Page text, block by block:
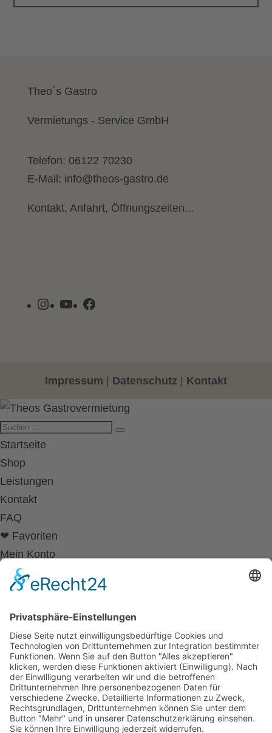
Theo´s Gastro
Vermietungs - Service GmbH
Telefon: 06122 70230
E-Mail: info@theos-gastro.de
Kontakt, Anfahrt, Öffnungszeiten...
Instagram
YouTubeFacebook
Impressum Datenschutz Kontakt
Startseite
Shop
Leistungen
Kontakt
FAQ
❤ Favoriten
Mein Konto
Betriebsferien
Wir befinden uns vom
19.12.2025 bis einschließlich 07.01.2026
in unseren Betriebsferien.
In dieser Zeit werden Anfragen